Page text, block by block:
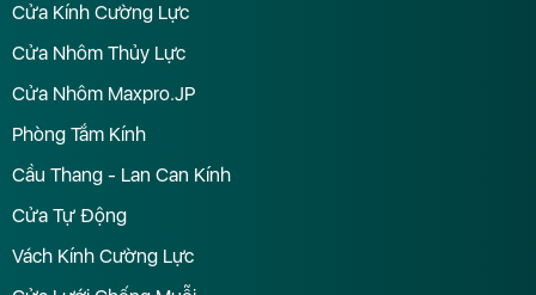
Cửa Kính Cường Lực
Cửa Nhôm Thủy Lực
Cửa Nhôm Maxpro.JP
Phòng Tắm Kính
Cầu Thang - Lan Can Kính
Cửa Tự Động
Vách Kính Cường Lực